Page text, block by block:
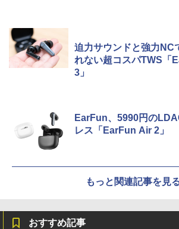
迫力サウンドと強力NC
れない超コスパTWS「
3」
EarFun、5990円の
レス「EarFun Air 2」
もっと関連記事を見
おすすめ記事